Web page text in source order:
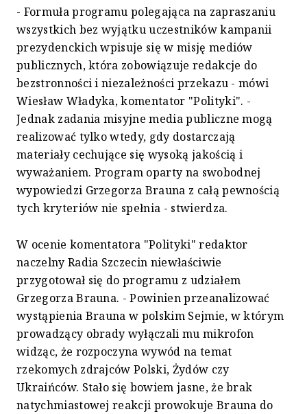
- Formuła programu polegająca na zapraszaniu
wszystkich bez wyjątku uczestników kampanii
prezydenckich wpisuje się w misję mediów
publicznych, która zobowiązuje redakcje do
bezstronności i niezależności przekazu - mówi
Wiesław Władyka, komentator "Polityki". -
Jednak zadania misyjne media publiczne mogą
realizować tylko wtedy, gdy dostarczają
materiały cechujące się wysoką jakością i
wyważaniem. Program oparty na swobodnej
wypowiedzi Grzegorza Brauna z całą pewnością
tych kryteriów nie spełnia - stwierdza.
W ocenie komentatora "Polityki" redaktor
naczelny Radia Szczecin niewłaściwie
przygotował się do programu z udziałem
Grzegorza Brauna. - Powinien przeanalizować
wystąpienia Brauna w polskim Sejmie, w którym
prowadzący obrady wyłączali mu mikrofon
widząc, że rozpoczyna wywód na temat
rzekomych zdrajców Polski, Żydów czy
Ukraińców. Stało się bowiem jasne, że brak
natychmiastowej reakcji prowokuje Brauna do